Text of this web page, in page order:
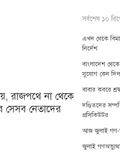
রাজপথে না থেকে
সেসব নেতাদের
সর্বশেষ ১০
এখন থেকে
নির্দেশ
বাংলাদেশ
সুযোগ কেন
বাবার কবরে
দণ্ডিতদের
প্রসিকিউটর
আজ জুলাই গণ-
জুলাই